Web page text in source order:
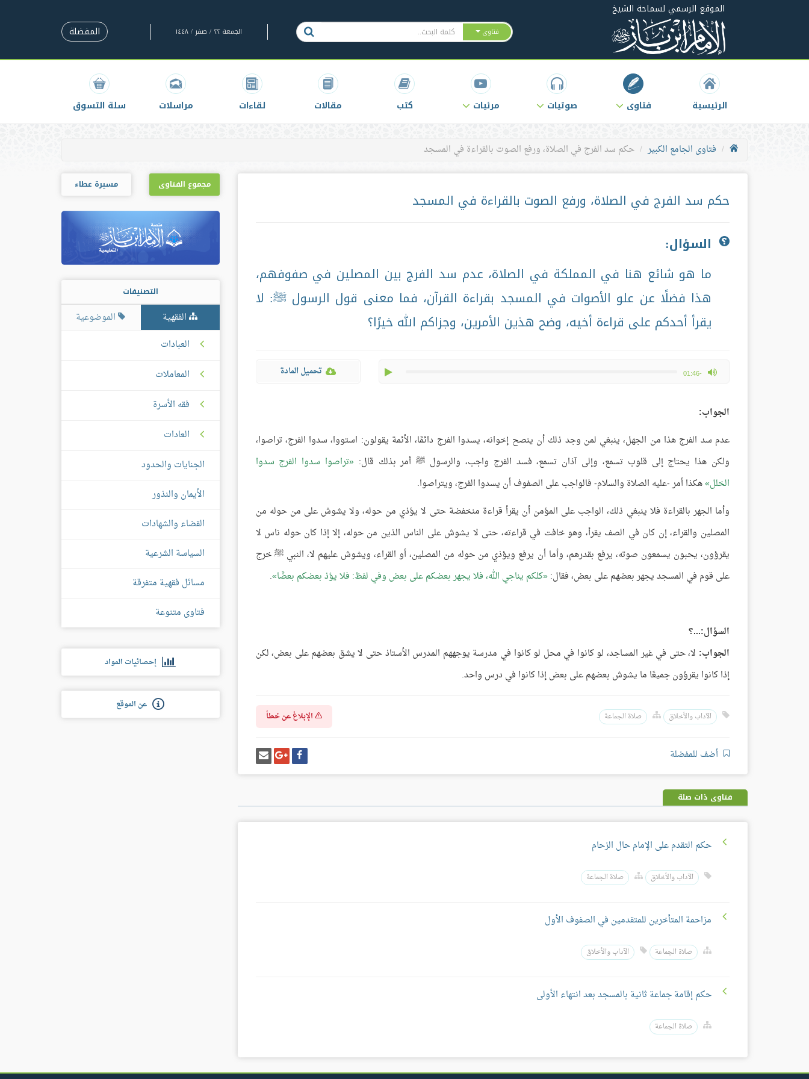
الموقع الرسمي لسماحة الشيخ
فتاوى الجمعة ٢٢ / صفر / ١٤٤٨ المفضلة
الرئيسية فتاوى صوتيات مرئيات كتب مقالات لقاءات مراسلات سلة التسوق
فتاوى الجامع الكبير حكم سد الفرج في الصلاة، ورفع الصوت بالقراءة في المسجد
حكم سد الفرج في الصلاة، ورفع الصوت بالقراءة في المسجد
السؤال:
ما هو شائع هنا في المملكة في الصلاة، عدم سد الفرج بين المصلين في صفوفهم،
هذا فضلًا عن علو الأصوات في المسجد بقراءة القرآن، فما معنى قول الرسول ﷺ: لا
يقرأ أحدكم على قراءة أخيه، وضح هذين الأمرين، وجزاكم الله خيرًا؟
-01:46
max volume تحميل المادة
الجواب:
عدم سد الفرج هذا من الجهل، ينبغي لمن وجد ذلك أن ينصح إخوانه، يسدوا الفرج دائمًا، الأئمة يقولون: استووا، سدوا الفرج، تراصوا،
ولكن هذا يحتاج إلى قلوب تسمع، وإلى آذان تسمع، فسد الفرج واجب، والرسول ﷺ أمر بذلك قال: تراصوا سدوا الفرج سدوا
الخلل هكذا أمر -عليه الصلاة والسلام- فالواجب على الصفوف أن يسدوا الفرج، ويتراصوا.
وأما الجهر بالقراءة فلا ينبغي ذلك، الواجب على المؤمن أن يقرأ قراءة منخفضة حتى لا يؤذي من حوله، ولا يشوش على من حوله من
المصلين والقراء، إن كان في الصف يقرأ، وهو خافت في قراءته، حتى لا يشوش على الناس الذين من حوله، إلا إذا كان حوله ناس لا
يقرؤون، يحبون يسمعون صوته، يرفع بقدرهم، وأما أن يرفع ويؤذي من حوله من المصلين، أو القراء، ويشوش عليهم لا، النبي ﷺ خرج
على قوم في المسجد يجهر بعضهم على بعض، فقال: كلكم يناجي الله، فلا يجهر بعضكم على بعض وفي لفظ: فلا يؤذ بعضكم بعضًا .
السؤال:...؟
الجواب: لا، حتى في غير المساجد، لو كانوا في محل لو كانوا في مدرسة يوجههم المدرس الأستاذ حتى لا يشق بعضهم على بعض، لكن
إذا كانوا يقرؤون جميعًا ما يشوش بعضهم على بعض إذا كانوا في درس واحد.
الآداب والأخلاق صلاة الجماعة الإبلاغ عن خطأ
أضف للمفضلة شارك
على
فيسبوك
شارك
على
غوغل
بلس
إرسل
إيميل
فتاوى ذات صلة
حكم التقدم على الإمام حال الزحام
الآداب والأخلاق صلاة الجماعة
مزاحمة المتأخرين للمتقدمين في الصفوف الأول
صلاة الجماعة الآداب والأخلاق
حكم إقامة جماعة ثانية بالمسجد بعد انتهاء الأولى
صلاة الجماعة
مجموع الفتاوى مسيرة عطاء
التصنيفات
الفقهية
الموضوعية
العبادات
المعاملات
فقه الأسرة
العادات
الجنايات والحدود
الأيمان والنذور
القضاء والشهادات
السياسة الشرعية
مسائل فقهية متفرقة
فتاوى متنوعة
إحصائيات المواد
عن الموقع